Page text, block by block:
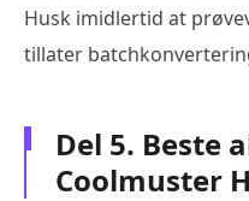
Husk imidlertid at
tillater
Del 5. Beste
Coolmuster